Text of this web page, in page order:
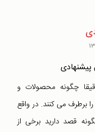
چگونه محصولات و
برطرف می کنند. در واقع
قصد دارید برخی از